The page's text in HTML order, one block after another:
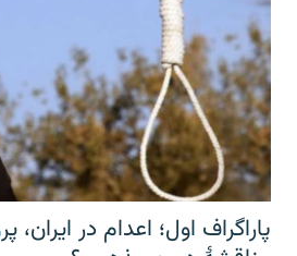
پاراگراف اول؛ اعدام در ایران،